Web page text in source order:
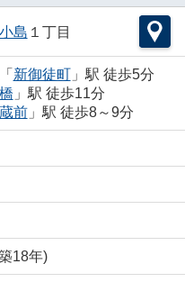
小島 １丁目
「 新御徒町」駅 徒歩5分
」駅 徒歩11分
蔵前」駅 徒歩8～9分
18年)